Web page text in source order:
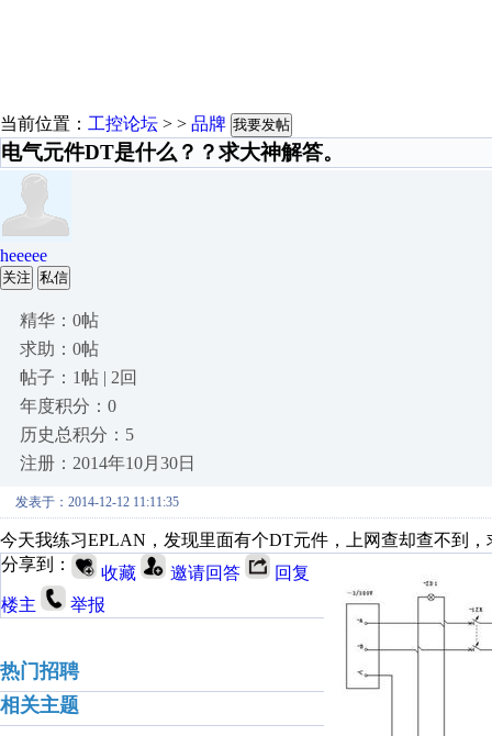
当前位置： 工控论坛 > > 品牌 我要发帖
电气元件DT是什么？？求大神解答。
heeeee
关注 私信
精华：0帖
求助：0帖
帖子：1帖 | 2回
年度积分：0
历史总积分：5
注册：2014年10月30日
发表于：2014-12-12 11:11:35
今天我练习EPLAN，发现里面有个DT元件，上网查却查不到
分享到：
收藏 邀请回答
回复
楼主
举报
热门招聘
相关主题